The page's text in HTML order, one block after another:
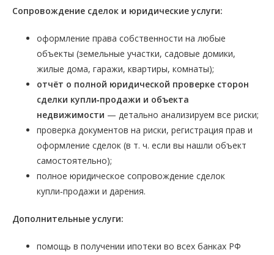
Сопровождение сделок и юридические услуги:
оформление права собственности на любые
объекты (земельные участки, садовые домики,
жилые дома, гаражи, квартиры, комнаты);
отчёт о полной юридической проверке сторон
сделки купли‑продажи и объекта
недвижимости — детально анализируем все риски;
проверка документов на риски, регистрация прав и
оформление сделок (в т. ч. если вы нашли объект
самостоятельно);
полное юридическое сопровождение сделок
купли‑продажи и дарения.
Дополнительные услуги:
помощь в получении ипотеки во всех банках РФ